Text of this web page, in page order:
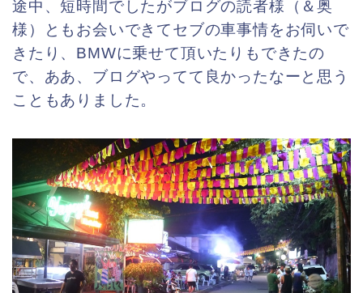
途中、短時間でしたがブログの読者様（＆奥
様）ともお会いできてセブの車事情をお伺いで
きたり、BMWに乗せて頂いたりもできたの
で、 ああ、ブログやってて良かったなーと思う
こともありました。